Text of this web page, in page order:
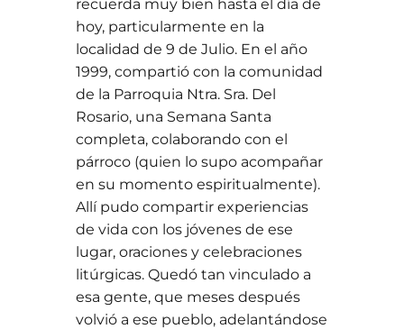
recuerda muy bien hasta el día de
hoy, particularmente en la
localidad de 9 de Julio. En el año
1999, compartió con la comunidad
de la Parroquia Ntra. Sra. Del
Rosario, una Semana Santa
completa, colaborando con el
párroco (quien lo supo acompañar
en su momento espiritualmente).
Allí pudo compartir experiencias
de vida con los jóvenes de ese
lugar, oraciones y celebraciones
litúrgicas. Quedó tan vinculado a
esa gente, que meses después
volvió a ese pueblo, adelantándose